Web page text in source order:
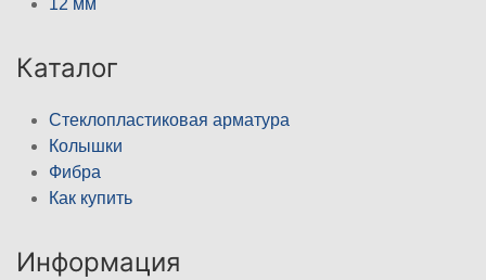
12 мм
Каталог
Стеклопластиковая арматура
Колышки
Фибра
Как купить
Информация